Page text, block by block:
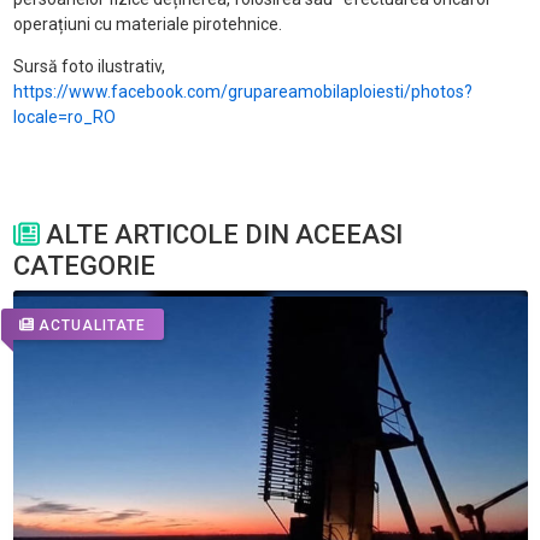
operațiuni cu materiale pirotehnice.
Sursă foto ilustrativ,
https://www.facebook.com/grupareamobilaploiesti/photos?
locale=ro_RO
ALTE ARTICOLE DIN ACEEASI
CATEGORIE
ACTUALITATE